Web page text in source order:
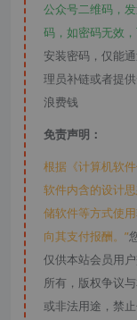
公众号二维码，
码，如密码无效，
安装密码，仅能
理员补链或者提
浪费钱
免责声明：
根据《计算机软
软件内含的设计
储软件等方式使
向其支付报酬。”
仅供本站会员用
所有，版权争议
或非法用途，禁